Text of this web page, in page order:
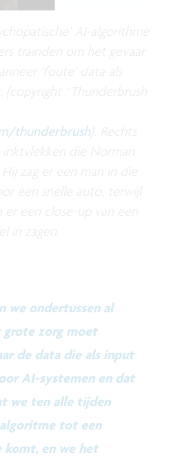
thunderbrush). Rechts
we ondertussen al
zorg moet
de data die als input
AI-systemen en dat
we ten alle tijden
tot een
komt, en we het